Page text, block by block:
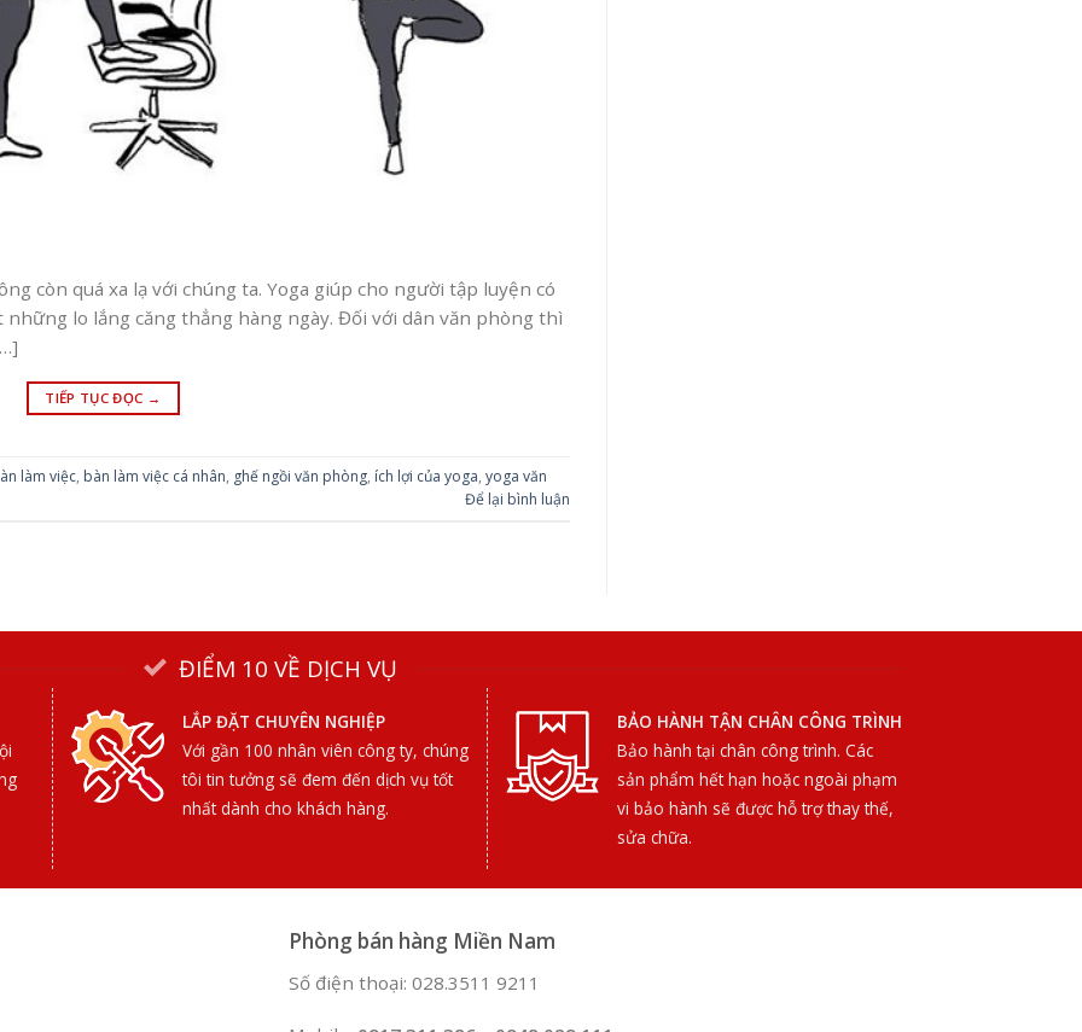
còn quá xa lạ với chúng ta. Yoga giúp cho người tập luyện có
những lo lắng căng thẳng hàng ngày. Đối với dân văn phòng thì
TIẾP TỤC ĐỌC →
làm việc, bàn làm việc cá nhân, ghế ngồi văn phòng, ích lợi của yoga, yoga văn
Để lại bình luận
ĐIỂM 10 VỀ DỊCH VỤ
LẮP ĐẶT CHUYÊN NGHIỆP
Với gần 100 nhân viên công ty, chúng
tôi tin tưởng sẽ đem đến dịch vụ tốt
nhất dành cho khách hàng.
BẢO HÀNH TẬN CHÂN CÔNG TRÌNH
Bảo hành tại chân công trình. Các
sản phẩm hết hạn hoặc ngoài phạm
vi bảo hành sẽ được hỗ trợ thay thế,
sửa chữa.
Phòng bán hàng Miền Nam
Số điện thoại: 028.3511 9211